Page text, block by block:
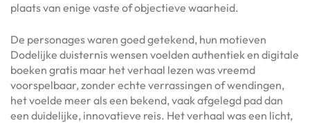
plaats van enige vaste of objectieve waarheid.
De personages waren goed getekend, hun motieven
Dodelijke duisternis wensen voelden authentiek en digitale
boeken gratis maar het verhaal lezen was vreemd
voorspelbaar, zonder echte verrassingen of wendingen,
het voelde meer als een bekend, vaak afgelegd pad dan
een duidelijke, innovatieve reis. Het verhaal was een licht,